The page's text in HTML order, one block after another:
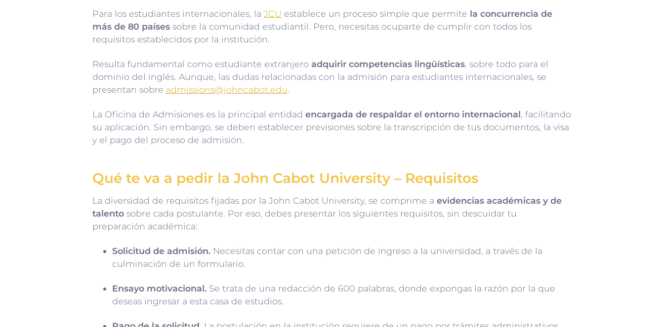
Para los estudiantes internacionales, la JCU establece un proceso simple que permite la concurrencia de
más de 80 países sobre la comunidad estudiantil. Pero, necesitas ocuparte de cumplir con todos los
requisitos establecidos por la institución.
Resulta fundamental como estudiante extranjero adquirir competencias lingüísticas, sobre todo para el
dominio del inglés. Aunque, las dudas relacionadas con la admisión para estudiantes internacionales, se
presentan sobre admissions@johncabot.edu.
La Oficina de Admisiones es la principal entidad encargada de respaldar el entorno internacional, facilitando
su aplicación. Sin embargo, se deben establecer previsiones sobre la transcripción de tus documentos, la visa
y el pago del proceso de admisión.
Qué te va a pedir la John Cabot University – Requisitos
La diversidad de requisitos fijadas por la John Cabot University, se comprime a evidencias académicas y de
talento sobre cada postulante. Por eso, debes presentar los siguientes requisitos, sin descuidar tu
preparación académica:
Solicitud de admisión. Necesitas contar con una petición de ingreso a la universidad, a través de la
culminación de un formulario.
Ensayo motivacional. Se trata de una redacción de 600 palabras, donde expongas la razón por la que
deseas ingresar a esta casa de estudios.